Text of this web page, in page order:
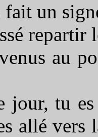
fait un
repartir
au
jour, tu
allé vers